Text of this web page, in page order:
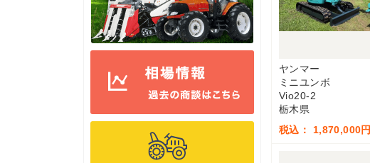
ヤンマー
ミニユンボ
Vio20-2
栃木県
税込： 1,870,000円